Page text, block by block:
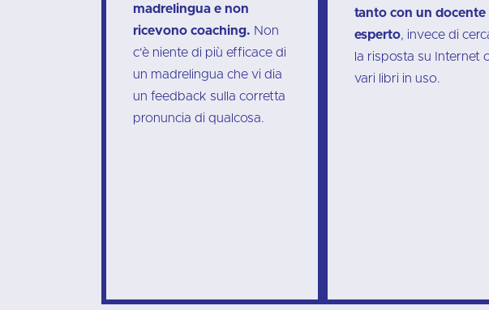
madrelingua e non
ricevono coaching. Non
c'è niente di più efficace di
un madrelingua che vi dia
un feedback sulla corretta
pronuncia di qualcosa.
tanto con un docente
esperto, invece di
la risposta su Internet
vari libri in uso.